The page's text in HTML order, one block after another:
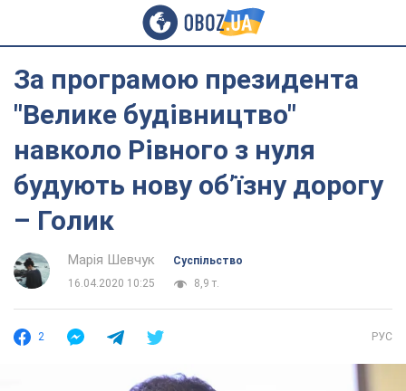
За програмою президента
"Велике будівництво"
навколо Рівного з нуля
будують нову об’їзну дорогу
– Голик
Марія Шевчук
Суспільство
16.04.2020 10:25
8,9 т.
2 РУС